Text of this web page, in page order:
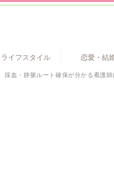
ライフスタイル 恋愛・結
採血・静脈ルート確保が分かる看護師